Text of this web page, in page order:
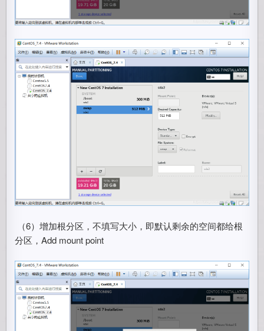
​ （6）增加根分区，不填写大小，即默认剩余的空间都给根
分区，Add mount point